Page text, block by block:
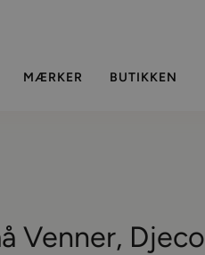
MÆRKER BUTIKKEN
Venner, Djeco